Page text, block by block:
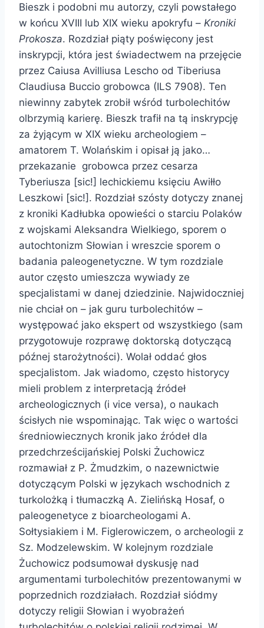
Bieszk i podobni mu autorzy, czyli powstałego
w końcu XVIII lub XIX wieku apokryfu – Kroniki
Prokosza. Rozdział piąty poświęcony jest
inskrypcji, która jest świadectwem na przejęcie
przez Caiusa Avilliusa Lescho od Tiberiusa
Claudiusa Buccio grobowca (ILS 7908). Ten
niewinny zabytek zrobił wśród turbolechitów
olbrzymią karierę. Bieszk trafił na tą inskrypcję
za żyjącym w XIX wieku archeologiem –
amatorem T. Wolańskim i opisał ją jako…
przekazanie grobowca przez cesarza
Tyberiusza [sic!] lechickiemu księciu Awiłło
Leszkowi [sic!]. Rozdział szósty dotyczy znanej
z kroniki Kadłubka opowieści o starciu Polaków
z wojskami Aleksandra Wielkiego, sporem o
autochtonizm Słowian i wreszcie sporem o
badania paleogenetyczne. W tym rozdziale
autor często umieszcza wywiady ze
specjalistami w danej dziedzinie. Najwidoczniej
nie chciał on – jak guru turbolechitów –
występować jako ekspert od wszystkiego (sam
przygotowuje rozprawę doktorską dotyczącą
późnej starożytności). Wolał oddać głos
specjalistom. Jak wiadomo, często historycy
mieli problem z interpretacją źródeł
archeologicznych (i vice versa), o naukach
ścisłych nie wspominając. Tak więc o wartości
średniowiecznych kronik jako źródeł dla
przedchrześcijańskiej Polski Żuchowicz
rozmawiał z P. Żmudzkim, o nazewnictwie
dotyczącym Polski w językach wschodnich z
turkolożką i tłumaczką A. Zielińską Hosaf, o
paleogenetyce z bioarcheologami A.
Sołtysiakiem i M. Figlerowiczem, o archeologii z
Sz. Modzelewskim. W kolejnym rozdziale
Żuchowicz podsumował dyskusję nad
argumentami turbolechitów prezentowanymi w
poprzednich rozdziałach. Rozdział siódmy
dotyczy religii Słowian i wyobrażeń